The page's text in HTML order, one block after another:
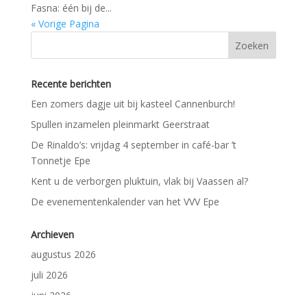
Fasna: één bij de...
« Vorige Pagina
Recente berichten
Een zomers dagje uit bij kasteel Cannenburch!
Spullen inzamelen pleinmarkt Geerstraat
De Rinaldo’s: vrijdag 4 september in café-bar ’t
Tonnetje Epe
Kent u de verborgen pluktuin, vlak bij Vaassen al?
De evenementenkalender van het VVV Epe
Archieven
augustus 2026
juli 2026